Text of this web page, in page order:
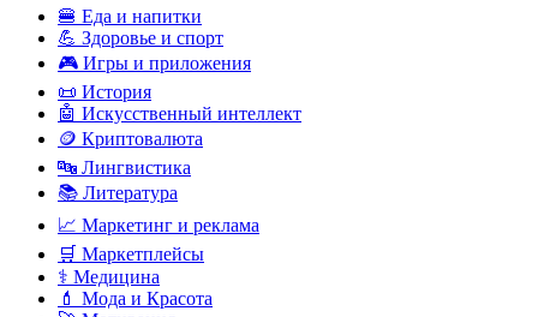
🍔 Еда и напитки
💪 Здоровье и спорт
🎮 Игры и приложения
📜 История
🤖 Искусственный интеллект
🪙 Криптовалюта
🔤 Лингвистика
📚 Литература
📈 Маркетинг и реклама
🛒 Маркетплейсы
⚕️ Медицина
💄 Мода и Красота